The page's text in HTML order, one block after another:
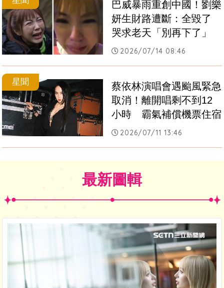
巴威暴雨重創中國！劉樂
妍生財路遭斷：全毀了
哭求老天「別再下了」
2026/07/14 08:46
星聞
蔡依林演唱會遇颱風緊急
取消！離開唱剩不到12
小時　霸氣補償機票住宿
2026/07/11 13:46
最新圖輯